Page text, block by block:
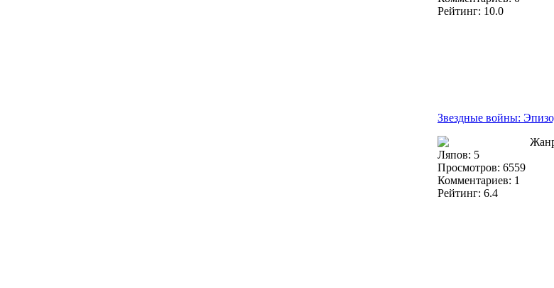
Рейтинг: 10.0
Звездные войны:
Ляпов: 5
Просмотров: 6559
Комментариев: 1
Рейтинг: 6.4